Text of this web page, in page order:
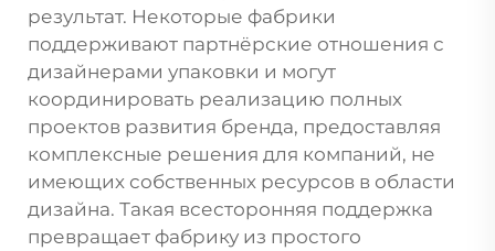
результат. Некоторые фабрики
поддерживают партнёрские отношения с
дизайнерами упаковки и могут
координировать реализацию полных
проектов развития бренда, предоставляя
комплексные решения для компаний, не
имеющих собственных ресурсов в области
дизайна. Такая всесторонняя поддержка
превращает фабрику из простого